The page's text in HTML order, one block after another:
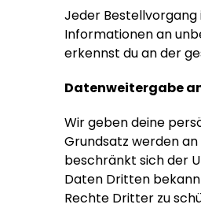
Jeder Bestellvorgang
Informationen an
erkennst du an der
Datenweitergabe
Wir geben deine
Grundsatz werden
beschränkt sich der
Daten Dritten
Rechte Dritter zu